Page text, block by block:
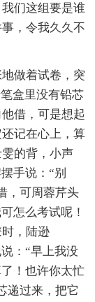
们这组要是谁
，令我久久不
做着试卷，突
盒里没有铅芯
借，可是想起
记在心上，算
的背，小声
手说：“别
，可周蓉芹头
怎么考试呢！
，陆逊
：“早上我没
！也许你太忙
递过来，把它